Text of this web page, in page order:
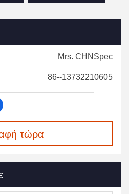
Mrs. CHNSpec
86--13732210605
τώρα